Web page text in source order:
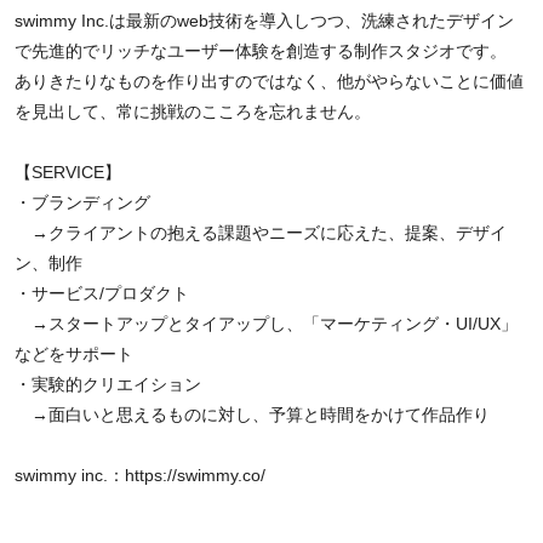
swimmy Inc.は最新のweb技術を導入しつつ、洗練されたデザイン
で先進的でリッチなユーザー体験を創造する制作スタジオです。
ありきたりなものを作り出すのではなく、他がやらないことに価値
を見出して、常に挑戦のこころを忘れません。
【SERVICE】
・ブランディング
→クライアントの抱える課題やニーズに応えた、提案、デザイ
ン、制作
・サービス/プロダクト
→スタートアップとタイアップし、「マーケティング・UI/UX」
などをサポート
・実験的クリエイション
→面白いと思えるものに対し、予算と時間をかけて作品作り
swimmy inc.： https://swimmy.co/